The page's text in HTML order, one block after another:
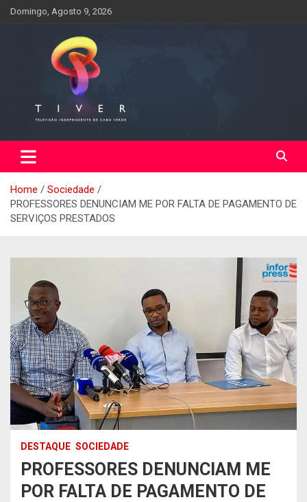
SkipDomingo, Agosto 9, 2026
Home
Sociedade
PROFESSORES DENUNCIAM ME POR FALTA DE PAGAMENTO DE
SERVIÇOS PRESTADOS
DESTAQUE SOCIEDADE
PROFESSORES DENUNCIAM ME
POR FALTA DE PAGAMENTO DE